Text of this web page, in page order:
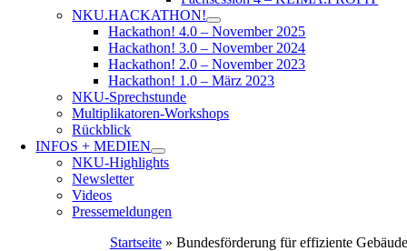
NKU.HACKATHON!
Hackathon! 4.0 – November 2025
Hackathon! 3.0 – November 2024
Hackathon! 2.0 – November 2023
Hackathon! 1.0 – März 2023
NKU-Sprechstunde
Multiplikatoren-Workshops
Rückblick
INFOS + MEDIEN
NKU-Highlights
Newsletter
Videos
Pressemeldungen
Startseite» Bundesförderung für effiziente Gebäude